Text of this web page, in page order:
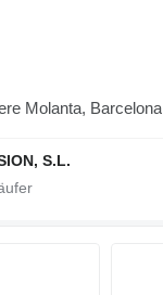
Molanta, Barcelona
S.L.